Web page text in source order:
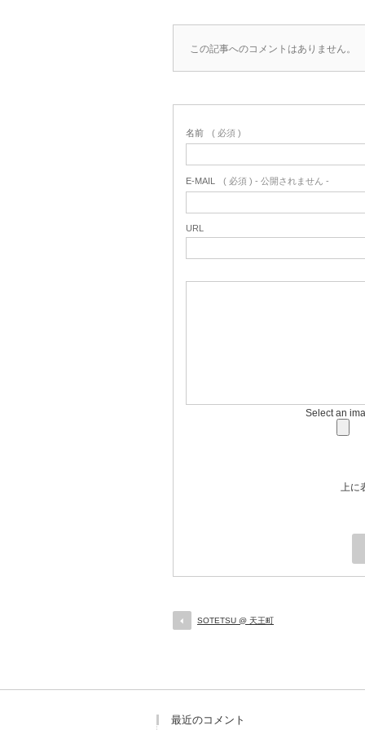
この記事へのコメントはありません。
名前 ( 必須 )
E-MAIL ( 必須 ) - 公開されません -
URL
Select an
上に
SOTETSU @ 天王町
最近のコメント